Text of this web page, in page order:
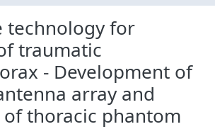
technology for
traumatic
- Development of
array and
thoracic phantom